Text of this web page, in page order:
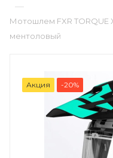
—
Мотошлем FXR TORQUE
ментоловый
Акция -20%